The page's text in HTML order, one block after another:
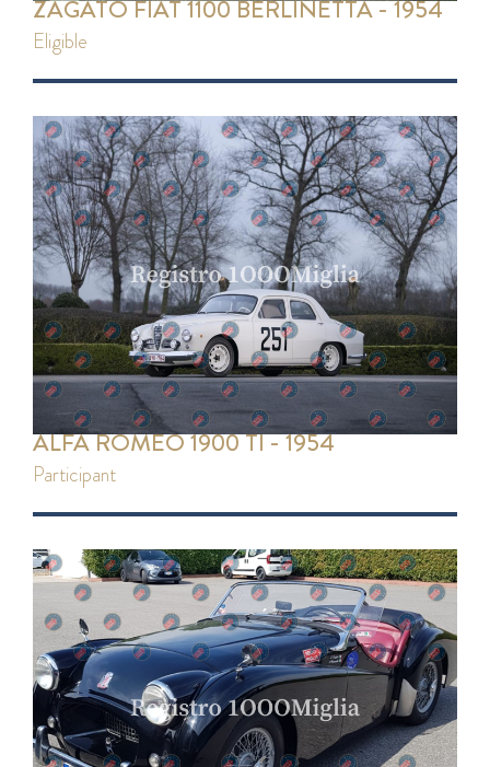
ZAGATO FIAT 1100 BERLINETTA - 1954
eligible
ALFA ROMEO 1900 TI - 1954
participant